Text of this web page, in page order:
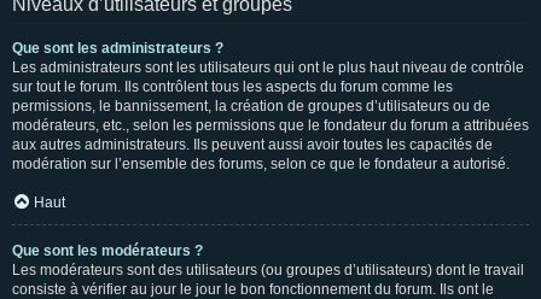
Niveaux d’utilisateurs et groupes
Que sont les administrateurs ?
Les administrateurs sont les utilisateurs qui ont le plus haut niveau de contrôle
sur tout le forum. Ils contrôlent tous les aspects du forum comme les
permissions, le bannissement, la création de groupes d’utilisateurs ou de
modérateurs, etc., selon les permissions que le fondateur du forum a attribuées
aux autres administrateurs. Ils peuvent aussi avoir toutes les capacités de
modération sur l’ensemble des forums, selon ce que le fondateur a autorisé.
Haut
Que sont les modérateurs ?
Les modérateurs sont des utilisateurs (ou groupes d’utilisateurs) dont le travail
consiste à vérifier au jour le jour le bon fonctionnement du forum. Ils ont le